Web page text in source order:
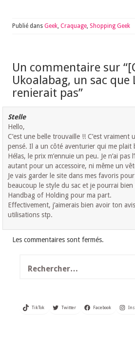
Publié dans Geek, Craquage, Shopping Geek
Un commentaire sur “
Ukoalabag, un sac
renierait pas”
Stelle
Hello,
C’est une belle trouvaille !! C’est vraiment
pensé. Il a un côté aventurier qui me plait
Hélas, le prix m’ennuie un peu. Je n’ai pas
autant pour un accessoire, ni même un
Je vais garder le site dans mes favoris
beaucoup le style du sac et je pourrai bien
Handbag of Holding pour ma part.
Effectivement, j’aimerais bien avoir ton
utilisations stp.
Les commentaires sont fermés.
TikTok Twitter Facebook